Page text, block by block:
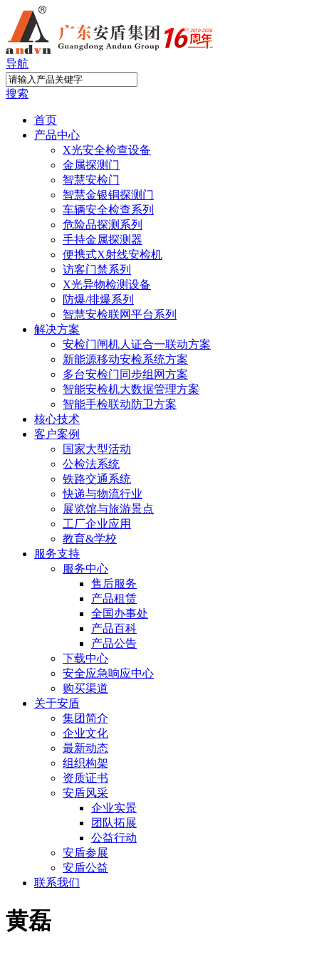
导航
搜索
首页
产品中心
X光安全检查设备
金属探测门
智慧安检门
智慧金银铜探测门
车辆安全检查系列
危险品探测系列
手持金属探测器
便携式X射线安检机
访客门禁系列
X光异物检测设备
防爆/排爆系列
智慧安检联网平台系列
解决方案
安检门闸机人证合一联动方案
新能源移动安检系统方案
多台安检门同步组网方案
智能安检机大数据管理方案
智能手检联动防卫方案
核心技术
客户案例
国家大型活动
公检法系统
铁路交通系统
快递与物流行业
展览馆与旅游景点
工厂企业应用
教育&学校
服务支持
服务中心
售后服务
产品租赁
全国办事处
产品百科
产品公告
下载中心
安全应急响应中心
购买渠道
关于安盾
集团简介
企业文化
最新动态
组织构架
资质证书
安盾风采
企业实景
团队拓展
公益行动
安盾参展
安盾公益
联系我们
黄磊